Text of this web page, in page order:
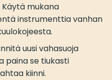
Käytä mukana
instrumenttia vanhan
uusi vahasuoja
paina se tiukasti
kiinni.